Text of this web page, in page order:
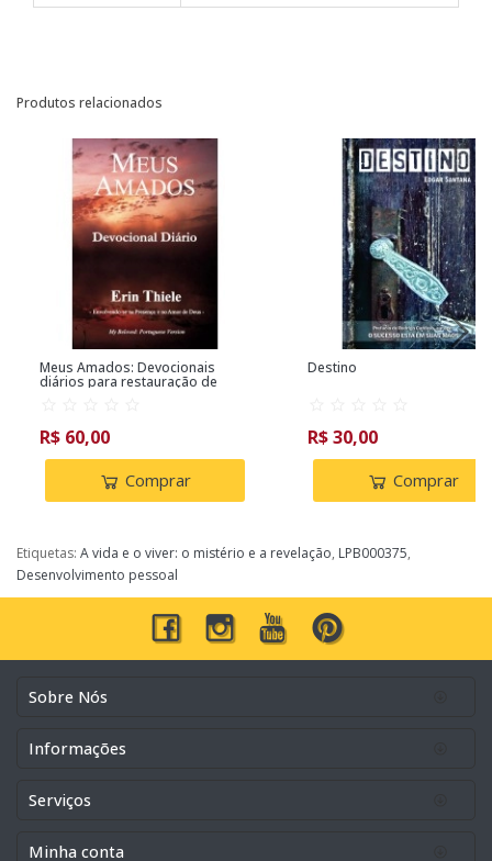
Produtos relacionados
Meus Amados: Devocionais
diários para restauração de
R$ 60,00
Comprar
Destino
R$ 30,00
Comprar
Etiquetas: A vida e o viver: o mistério e a revelação, LPB000375,
Desenvolvimento pessoal
Sobre Nós
Informações
Serviços
Minha conta